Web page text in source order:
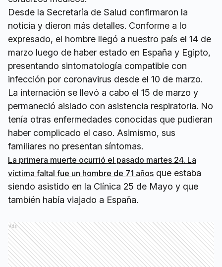
Desde la Secretaría de Salud confirmaron la
noticia y dieron más detalles. Conforme a lo
expresado, el hombre llegó a nuestro país el 14 de
marzo luego de haber estado en España y Egipto,
presentando sintomatología compatible con
infección por coronavirus desde el 10 de marzo.
La internación se llevó a cabo el 15 de marzo y
permaneció aislado con asistencia respiratoria. No
tenía otras enfermedades conocidas que pudieran
haber complicado el caso. Asimismo, sus
familiares no presentan síntomas.
La primera muerte ocurrió el pasado martes 24. La
víctima faltal fue un hombre de 71 años que estaba
siendo asistido en la Clínica 25 de Mayo y que
también había viajado a España.
Ads